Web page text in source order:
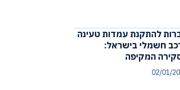
להתקנת עמדות טעינה
חשמלי בישראל:
המקיפה
02/01/